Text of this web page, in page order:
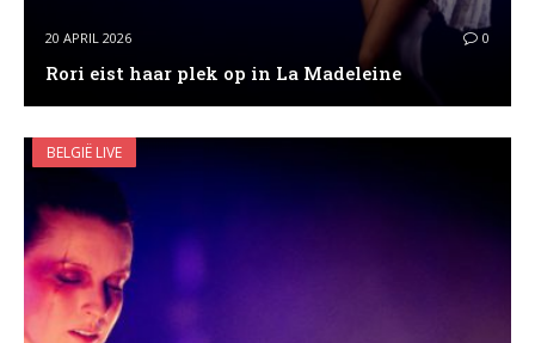
20 APRIL 2026 0
Rori eist haar plek op in La Madeleine
BELGIË LIVE